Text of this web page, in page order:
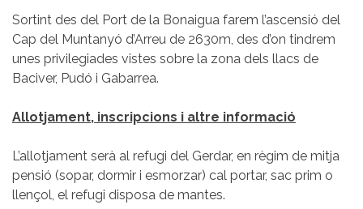
Sortint des del Port de la Bonaigua farem l’ascensió del
Cap del Muntanyó d’Arreu de 2630m, des d’on tindrem
unes privilegiades vistes sobre la zona dels llacs de
Baciver, Pudó i Gabarrea.
Allotjament, inscripcions i altre informació
L’allotjament serà al refugi del Gerdar, en règim de mitja
pensió (sopar, dormir i esmorzar) cal portar, sac prim o
llençol, el refugi disposa de mantes.